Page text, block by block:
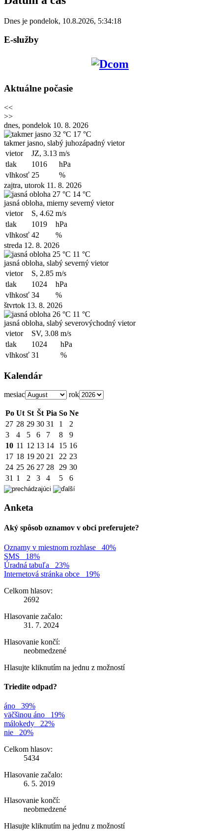
Dnes je pondelok, 10.8.2026, 5:34:18
E-služby
Aktuálne počasie
<<
>>
dnes, pondelok 10. 8. 2026
32 °C 17 °C
takmer jasno, slabý juhozápadný vietor
vietor
JZ, 3.13 m/s
tlak
1016
hPa
vlhkosť 25
%
zajtra, utorok 11. 8. 2026
27 °C 14 °C
jasná obloha, mierny severný vietor
vietor
S, 4.62 m/s
tlak
1019
hPa
vlhkosť 42
%
streda 12. 8. 2026
25 °C 11 °C
jasná obloha, slabý severný vietor
vietor
S, 2.85 m/s
tlak
1024
hPa
vlhkosť 34
%
štvrtok 13. 8. 2026
26 °C 11 °C
jasná obloha, slabý severovýchodný vietor
vietor
SV, 3.08 m/s
tlak
1024
hPa
vlhkosť 31 %
Kalendár
mesiac rok
Po Ut St Št Pia So Ne
27 28 29 30 31 1
2
3
4 5 6 7 8
9
10 11 12 13 14 15 16
17 18 19 20 21 22 23
24 25 26 27 28 29 30
31 1 2 3 4 5 6
Anketa
Aký spôsob oznamov v obci preferujete?
Oznamy v miestnom rozhlase
40%
SMS
18%
Úradná tabuľa
23%
Internetová stránka obce
19%
Celkom hlasov:
2692
Hlasovanie začalo:
31. 7. 2024
Hlasovanie končí:
neobmedzené
Hlasujte kliknutím na jednu z možností
Triedite odpad?
áno
39%
väčšinou áno
19%
málokedy
22%
nie
20%
Celkom hlasov:
5434
Hlasovanie začalo:
6. 5. 2019
Hlasovanie končí:
neobmedzené
Hlasujte kliknutím na jednu z možností